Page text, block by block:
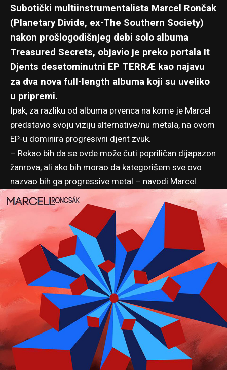
Subotički multiinstrumentalista Marcel Rončak
(Planetary Divide, ex-The Southern Society)
nakon prošlogodišnjeg debi solo albuma
Treasured Secrets, objavio je preko portala It
Djents desetominutni EP TERRÆ kao najavu
za dva nova full-length albuma koji su uveliko
u pripremi.
Ipak, za razliku od albuma prvenca na kome je Marcel
predstavio svoju viziju alternative/nu metala, na ovom
EP-u dominira progresivni djent zvuk.
– Rekao bih da se ovde može čuti popriličan dijapazon
žanrova, ali ako bih morao da kategorišem sve ovo
nazvao bih ga progressive metal – navodi Marcel.